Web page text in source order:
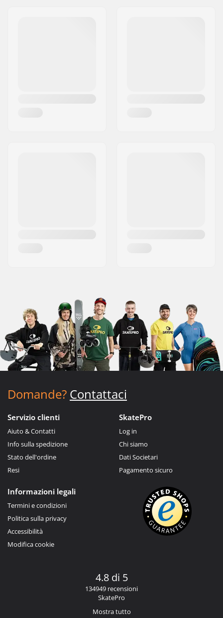
Domande? Contattaci
Servizio clienti
Aiuto & Contatti
Info sulla spedizione
Stato dell'ordine
Resi
SkatePro
Log in
Chi siamo
Dati Societari
Pagamento sicuro
Informazioni legali
Termini e condizioni
Politica sulla privacy
Accessibilità
Modifica cookie
4.8 di 5
134949 recensioni
SkatePro
Mostra tutto